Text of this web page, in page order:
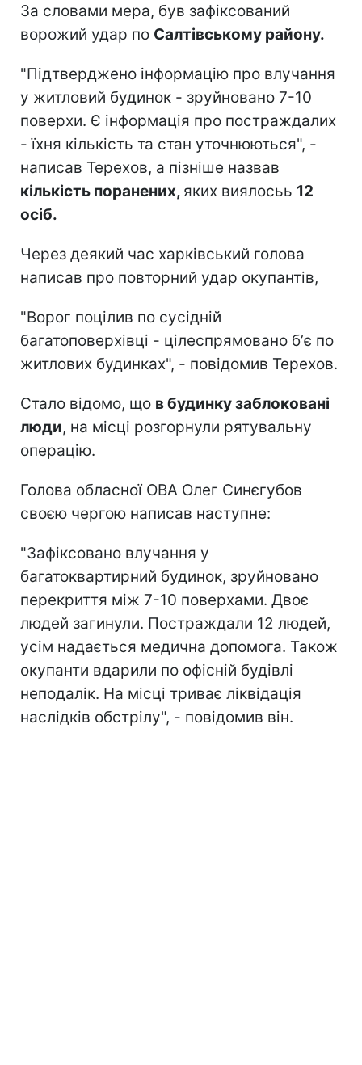
За словами мера, був зафіксований
ворожий удар по Салтівському району.
"Підтверджено інформацію про влучання
у житловий будинок - зруйновано 7-10
поверхи. Є інформація про постраждалих
- їхня кількість та стан уточнюються", -
написав Терехов, а пізніше назвав
кількість поранених, яких виялосьь 12
осіб.
Через деякий час харківський голова
написав про повторний удар окупантів,
"Ворог поцілив по сусідній
багатоповерхівці - цілеспрямовано бʼє по
житлових будинках", - повідомив Терехов.
Стало відомо, що в будинку заблоковані
люди, на місці розгорнули рятувальну
операцію.
Голова обласної ОВА Олег Синєгубов
своєю чергою написав наступне:
"Зафіксовано влучання у
багатоквартирний будинок, зруйновано
перекриття між 7-10 поверхами. Двоє
людей загинули. Постраждали 12 людей,
усім надається медична допомога. Також
окупанти вдарили по офісній будівлі
неподалік. На місці триває ліквідація
наслідків обстрілу", - повідомив він.